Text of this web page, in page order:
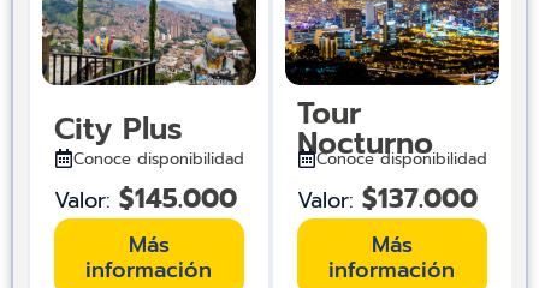
City Plus
Conoce disponibilidad
Valor: $145.000
Más
información
Tour
Nocturno
Conoce disponibilidad
Valor: $137.000
Más
información